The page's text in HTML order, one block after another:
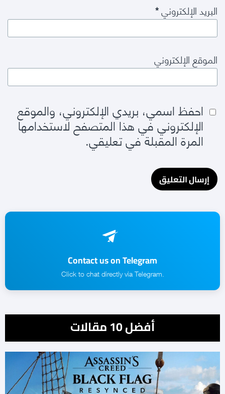
البريد الإلكتروني*
الموقع الإلكتروني
احفظ اسمي، بريدي الإلكتروني، والموقع
الإلكتروني في هذا المتصفح لاستخدامها
المرة المقبلة في تعليقي.
Contact us on Telegram
.Click to chat directly via Telegram
أفضل 10 مقالات